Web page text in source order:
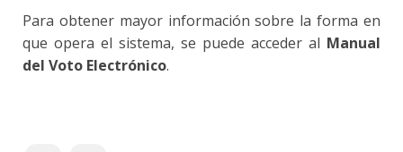
Para obtener mayor información sobre la forma en
que opera el sistema, se puede acceder al Manual
del Voto Electrónico.